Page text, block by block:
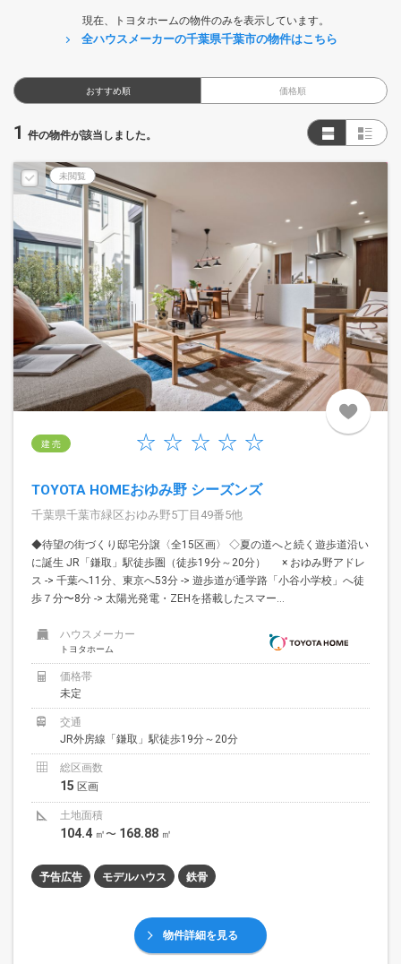
現在、トヨタホームの物件のみを表示しています。
全ハウスメーカーの千葉県千葉市の物件はこちら
おすすめ順 価格順
1 件の物件が該当しました。
未閲覧
建 売
TOYOTA HOMEおゆみ野 シーズンズ
千葉県千葉市緑区おゆみ野5丁目49番5他
◆待望の街づくり邸宅分譲〈全15区画〉 ◇夏の道へと続く遊歩道沿い
に誕生 JR「鎌取」駅徒歩圏（徒歩19分～20分） × おゆみ野アドレ
ス -> 千葉へ11分、東京へ53分 -> 遊歩道が通学路「小谷小学校」へ徒
歩７分〜8分 -> 太陽光発電・ZEHを搭載したスマー...
ハウスメーカー
トヨタホーム
価格帯
未定
交通
JR外房線「鎌取」駅徒歩19分～20分
総区画数
15 区画
土地面積
104.4 ㎡〜 168.88 ㎡
予告広告 モデルハウス 鉄骨
物件詳細を見る